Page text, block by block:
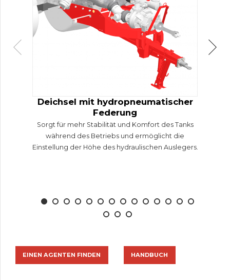
Deichsel mit hydropneumatischer
Federung
Sorgt für mehr Stabilität und Komfort des Tanks
während des Betriebs und ermöglicht die
Einstellung der Höhe des hydraulischen Auslegers.
EINEN AGENTEN FINDEN HANDBUCH